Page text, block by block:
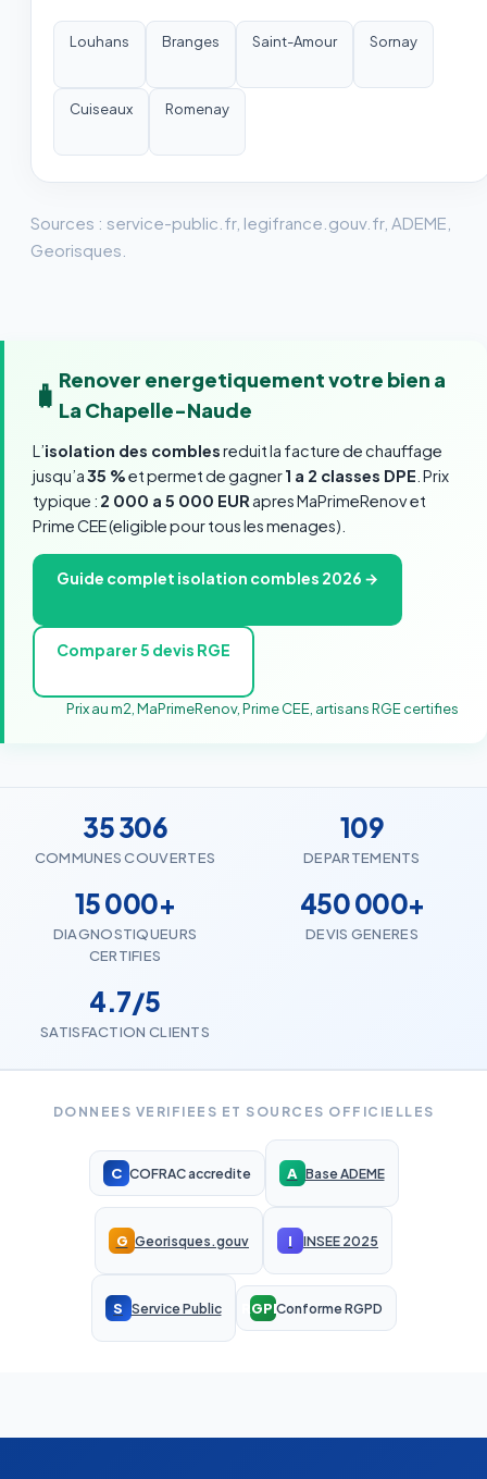
Louhans Branges Saint-Amour Sornay
Cuiseaux Romenay
Sources : service-public.fr, legifrance.gouv.fr, ADEME,
Georisques.
🧳 Renover energetiquement votre bien a
La Chapelle-Naude
L’isolation des comblesreduit la facture de chauffage
jusqu’a35 %et permet de gagner1 a 2 classes DPE . Prix
typique : 2 000 a 5 000 EUR apres MaPrimeRenov et
Prime CEE (eligible pour tous les menages).
Guide complet isolation combles 2026 →
Comparer 5 devis RGE
Prix au m2, MaPrimeRenov, Prime CEE, artisans RGE certifies
35 306
COMMUNES COUVERTES
109
DEPARTEMENTS
15 000+
DIAGNOSTIQUEURS
CERTIFIES
450 000+
DEVIS GENERES
4.7/5
SATISFACTION CLIENTS
DONNEES VERIFIEES ET SOURCES OFFICIELLES
C COFRAC accredite A Base ADEME
G Georisques.gouv I INSEE 2025
S Service Public RGPDConforme RGPD